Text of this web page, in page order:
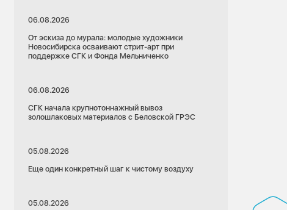
06.08.2026
От эскиза до мурала: молодые художники
Новосибирска осваивают стрит-арт при
поддержке СГК и Фонда Мельниченко
06.08.2026
СГК начала крупнотоннажный вывоз
золошлаковых материалов с Беловской ГРЭС
05.08.2026
Еще один конкретный шаг к чистому воздуху
05.08.2026